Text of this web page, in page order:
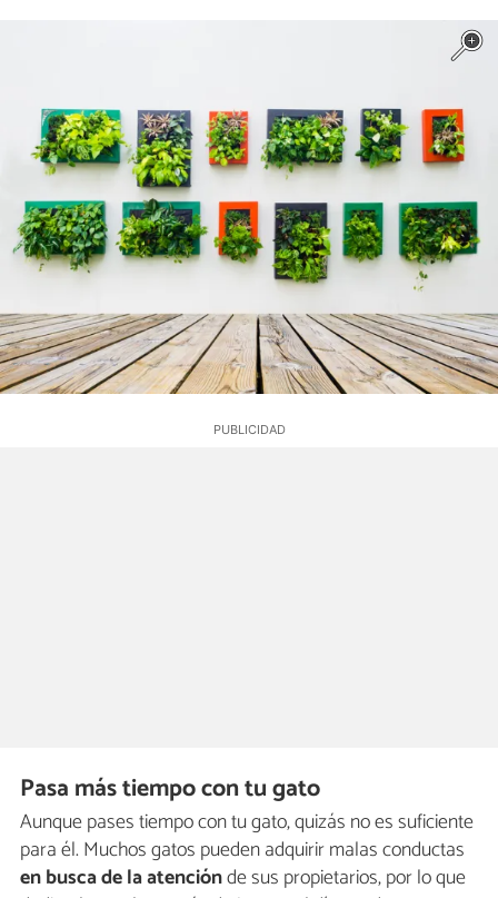
Pasa más tiempo con tu gato
Aunque pases tiempo con tu gato, quizás no es suficiente
para él. Muchos gatos pueden adquirir malas conductas
en busca de la atenciónde sus propietarios, por lo que